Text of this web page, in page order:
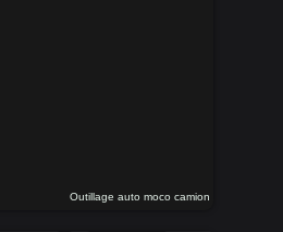
Outillage auto moco camion